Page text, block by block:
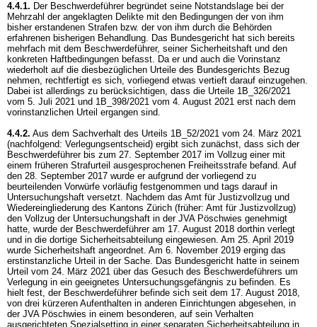
4.4.1. Der Beschwerdeführer begründet seine Notstandslage bei der
Mehrzahl der angeklagten Delikte mit den Bedingungen der von ihm
bisher erstandenen Strafen bzw. der von ihm durch die Behörden
erfahrenen bisherigen Behandlung. Das Bundesgericht hat sich bereits
mehrfach mit dem Beschwerdeführer, seiner Sicherheitshaft und den
konkreten Haftbedingungen befasst. Da er und auch die Vorinstanz
wiederholt auf die diesbezüglichen Urteile des Bundesgerichts Bezug
nehmen, rechtfertigt es sich, vorliegend etwas vertieft darauf einzugehen.
Dabei ist allerdings zu berücksichtigen, dass die Urteile 1B_326/2021
vom 5. Juli 2021 und 1B_398/2021 vom 4. August 2021 erst nach dem
vorinstanzlichen Urteil ergangen sind.
4.4.2. Aus dem Sachverhalt des Urteils 1B_52/2021 vom 24. März 2021
(nachfolgend: Verlegungsentscheid) ergibt sich zunächst, dass sich der
Beschwerdeführer bis zum 27. September 2017 im Vollzug einer mit
einem früheren Strafurteil ausgesprochenen Freiheitsstrafe befand. Auf
den 28. September 2017 wurde er aufgrund der vorliegend zu
beurteilenden Vorwürfe vorläufig festgenommen und tags darauf in
Untersuchungshaft versetzt. Nachdem das Amt für Justizvollzug und
Wiedereingliederung des Kantons Zürich (früher: Amt für Justizvollzug)
den Vollzug der Untersuchungshaft in der JVA Pöschwies genehmigt
hatte, wurde der Beschwerdeführer am 17. August 2018 dorthin verlegt
und in die dortige Sicherheitsabteilung eingewiesen. Am 25. April 2019
wurde Sicherheitshaft angeordnet. Am 6. November 2019 erging das
erstinstanzliche Urteil in der Sache. Das Bundesgericht hatte in seinem
Urteil vom 24. März 2021 über das Gesuch des Beschwerdeführers um
Verlegung in ein geeignetes Untersuchungsgefängnis zu befinden. Es
hielt fest, der Beschwerdeführer befinde sich seit dem 17. August 2018,
von drei kürzeren Aufenthalten in anderen Einrichtungen abgesehen, in
der JVA Pöschwies in einem besonderen, auf sein Verhalten
ausgerichteten Spezialsetting in einer separaten Sicherheitsabteilung in